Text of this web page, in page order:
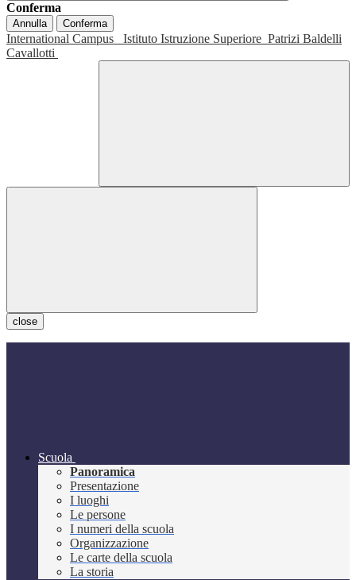
Conferma
Annulla Conferma
International Campus Istituto Istruzione Superiore Patrizi Baldelli
Cavallotti
close
Scuola
Panoramica
Presentazione
I luoghi
Le persone
I numeri della scuola
Organizzazione
Le carte della scuola
La storia